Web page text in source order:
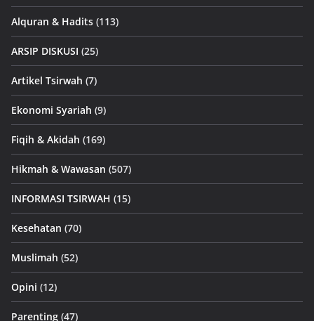
Alquran & Hadits (113)
ARSIP DISKUSI (25)
Artikel Tsirwah (7)
Ekonomi Syariah (9)
Fiqih & Akidah (169)
Hikmah & Wawasan (507)
INFORMASI TSIRWAH (15)
Kesehatan (70)
Muslimah (52)
Opini (12)
Parenting (47)